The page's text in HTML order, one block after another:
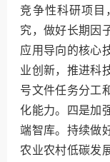
竞争性科研项目
究，做好长期因
应用导向的核心
业创新，推进科
号文件任务分工
化能力。四是加
端智库。持续做
农业农村低碳发